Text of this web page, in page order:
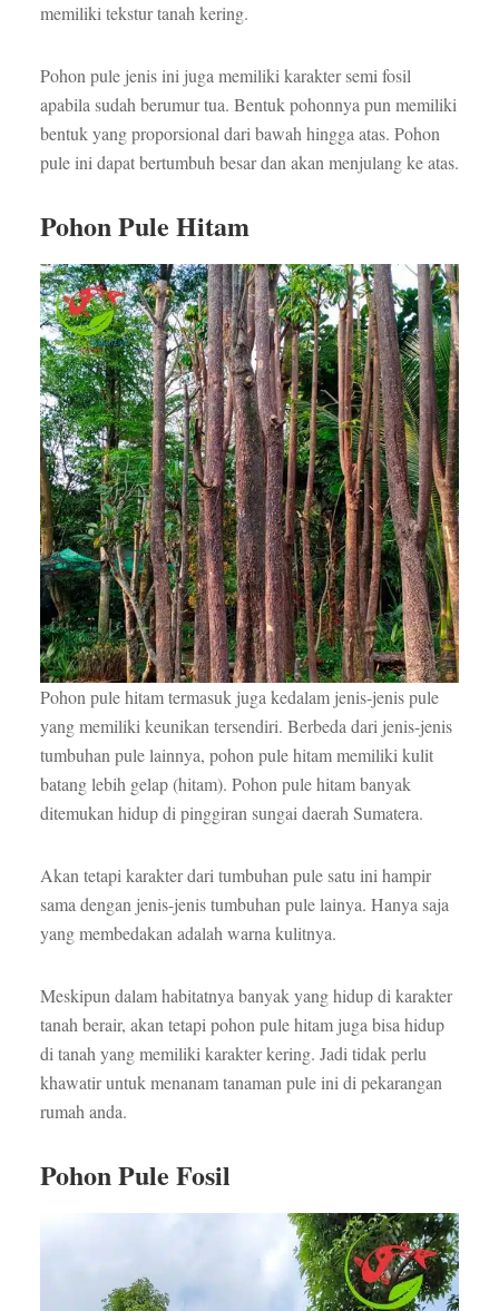
memiliki tekstur tanah kering.
Pohon pule jenis ini juga memiliki karakter semi fosil
apabila sudah berumur tua. Bentuk pohonnya pun memiliki
bentuk yang proporsional dari bawah hingga atas. Pohon
pule ini dapat bertumbuh besar dan akan menjulang ke atas.
Pohon Pule Hitam
Pohon pule hitam termasuk juga kedalam jenis-jenis pule
yang memiliki keunikan tersendiri. Berbeda dari jenis-jenis
tumbuhan pule lainnya, pohon pule hitam memiliki kulit
batang lebih gelap (hitam). Pohon pule hitam banyak
ditemukan hidup di pinggiran sungai daerah Sumatera.
Akan tetapi karakter dari tumbuhan pule satu ini hampir
sama dengan jenis-jenis tumbuhan pule lainya. Hanya saja
yang membedakan adalah warna kulitnya.
Meskipun dalam habitatnya banyak yang hidup di karakter
tanah berair, akan tetapi pohon pule hitam juga bisa hidup
di tanah yang memiliki karakter kering. Jadi tidak perlu
khawatir untuk menanam tanaman pule ini di pekarangan
rumah anda.
Pohon Pule Fosil